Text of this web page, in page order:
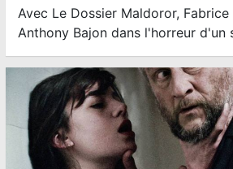
Avec Le Dossier Maldoror,
Anthony Bajon dans l'horreur d'un